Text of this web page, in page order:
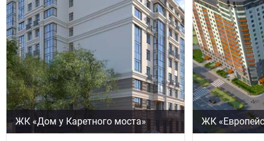
ЖК «Дом у Каретного моста» ЖК